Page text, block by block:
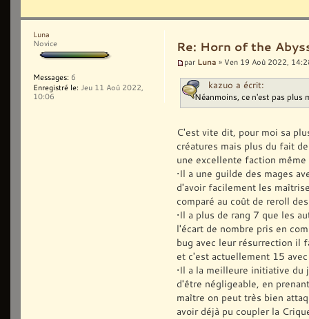
Re: Horn of the
par Luna » Ven 19 Aoû 2022,
kazuo a écrit:
Néanmoins, ce n'est pas plus
C'est vite dit, pour moi sa
créatures mais plus du fait
une excellente faction même
•Il a une guilde des mages
d'avoir facilement les
comparé au coût de reroll
•Il a plus de rang 7 que les
l'écart de nombre pris en
bug avec leur résurrection il
et c'est actuellement 15
•Il a la meilleure initiative
d'être négligeable, en
maître on peut très bien
avoir déjà pu coupler la
Luna
Novice
Messages: 6
Enregistré le: Jeu 11 Aoû 2022,
10:06